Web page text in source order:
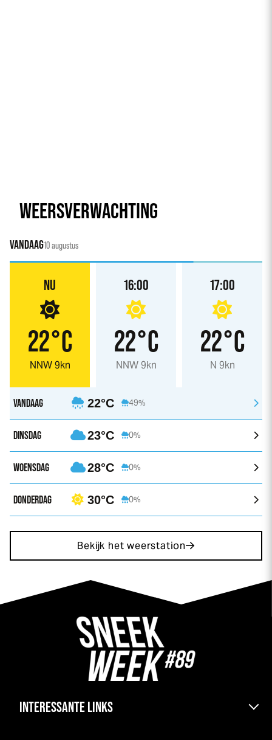
WEERSVERWACHTING
VANDAAG10 augustus
NU
22°C
NNW 9kn
16:00
22°C
NNW 9kn
17:00
22°C
N 9kn
VANDAAG 22°C 49%
DINSDAG 23°C 0%
WOENSDAG 28°C 0%
DONDERDAG 30°C 0%
Bekijk het weerstation
INTERESSANTE LINKS